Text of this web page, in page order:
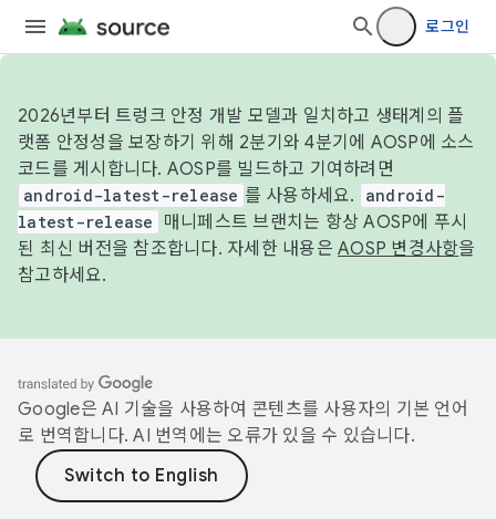
로그인
2026년부터 트렁크 안정 개발 모델과 일치하고 생태계의 플
랫폼 안정성을 보장하기 위해 2분기와 4분기에 AOSP에 소스
코드를 게시합니다. AOSP를 빌드하고 기여하려면
android-latest-release 를 사용하세요.
android-
latest-release
매니페스트 브랜치는 항상 AOSP에 푸시
된 최신 버전을 참조합니다. 자세한 내용은 AOSP 변경사항을
참고하세요.
Google은 AI 기술을 사용하여 콘텐츠를 사용자의 기본 언어
로 번역합니다. AI 번역에는 오류가 있을 수 있습니다.